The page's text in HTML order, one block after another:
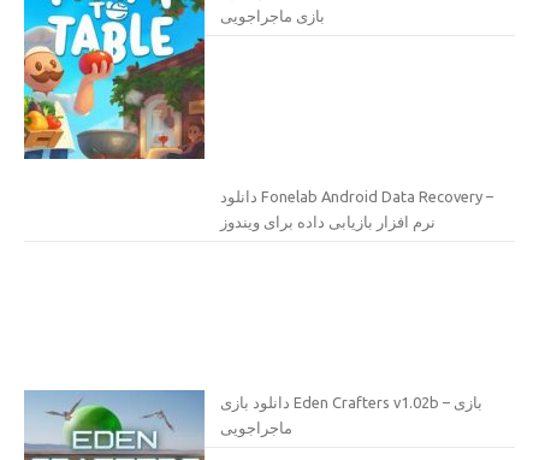
بازی ماجراجویی
دانلود Fonelab Android Data Recovery –
نرم افزار بازیابی داده برای ویندوز
دانلود بازی Eden Crafters v1.02b – بازی
ماجراجویی